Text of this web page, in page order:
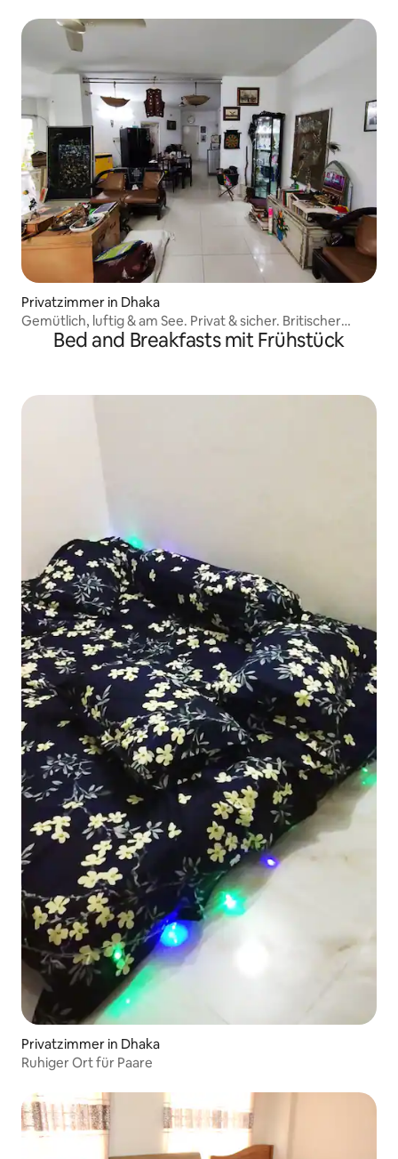
Privatzimmer in Dhaka
Gemütlich, luftig & am See. Privat & sicher. Britischer
StandardBed and Breakfasts mit Frühstück
Privatzimmer in Dhaka
Ruhiger Ort für Paare